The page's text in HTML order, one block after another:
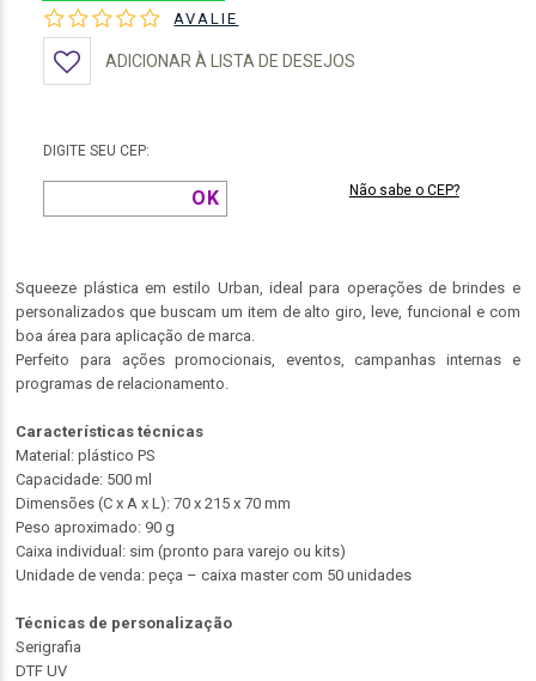
AVALIE
ADICIONAR À LISTA DE DESEJOS
DIGITE SEU CEP:
Não sabe o CEP?
Squeeze plástica em estilo Urban, ideal para operações de brindes e
personalizados que buscam um item de alto giro, leve, funcional e com
boa área para aplicação de marca.
Perfeito para ações promocionais, eventos, campanhas internas e
programas de relacionamento.
Características técnicas
Material: plástico PS
Capacidade: 500 ml
Dimensões (C x A x L): 70 x 215 x 70 mm
Peso aproximado: 90 g
Caixa individual: sim (pronto para varejo ou kits)
Unidade de venda: peça – caixa master com 50 unidades
Técnicas de personalização
Serigrafia
DTF UV